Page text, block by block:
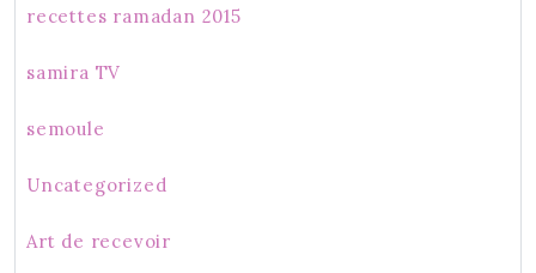
recettes ramadan 2015
samira TV
semoule
Uncategorized
Art de recevoir